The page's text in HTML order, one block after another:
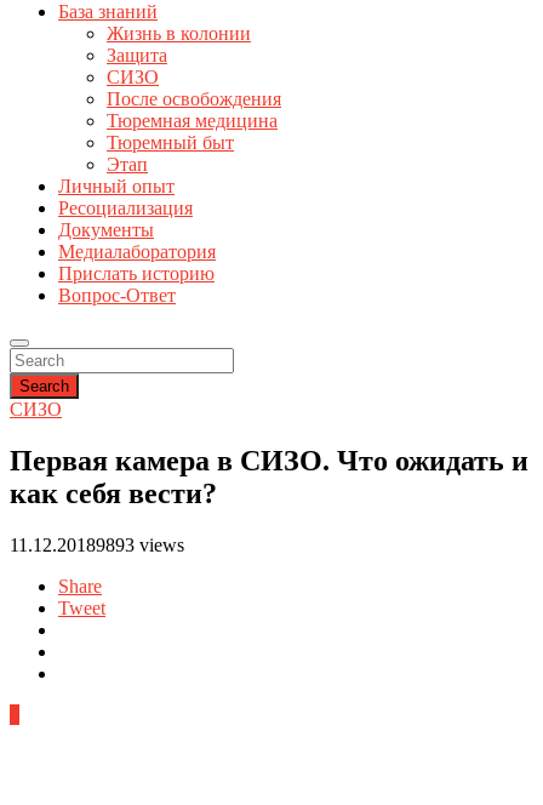
База знаний
Жизнь в колонии
Защита
СИЗО
После освобождения
Тюремная медицина
Тюремный быт
Этап
Личный опыт
Ресоциализация
Документы
Медиалаборатория
Прислать историю
Вопрос-Ответ
Search
СИЗО
Первая камера в СИЗО. Что ожидать и
как себя вести?
11.12.20189893 views
Share
Tweet